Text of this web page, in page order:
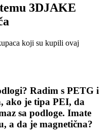
3DJAKE
koji su kupili ovaj
Radim s PETG i
ako je tipa PEI, da
sa podloge. Imate
a da je magnetična?